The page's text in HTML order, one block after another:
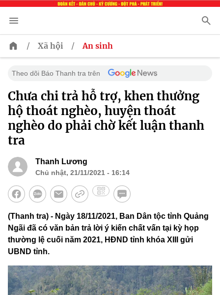
/ Xã hội / An sinh
Theo dõi Báo Thanh tra trên
Chưa chi trả hỗ trợ, khen thưởng
hộ thoát nghèo, huyện thoát
nghèo do phải chờ kết luận thanh
tra
Thanh Lương
Chủ nhật, 21/11/2021 - 16:14
(Thanh tra) - Ngày 18/11/2021, Ban Dân tộc tỉnh Quảng
Ngãi đã có văn bản trả lời ý kiến chất vấn tại kỳ họp
thường lệ cuối năm 2021, HĐND tỉnh khóa XIII gửi
UBND tỉnh.